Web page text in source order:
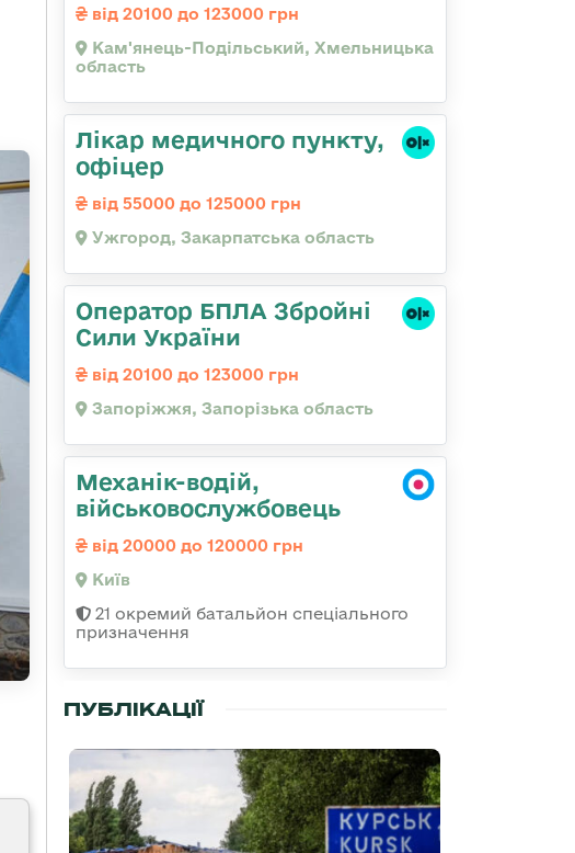
від 20100 до 123000 грн
Кам'янець-Подільський, Хмельницька
область
Лікар медичного пункту,
офіцер
від 55000 до 125000 грн
Ужгород, Закарпатська область
Оператор БПЛА Збройні
Сили України
від 20100 до 123000 грн
Запоріжжя, Запорізька область
Механік-водій,
військовослужбовець
від 20000 до 120000 грн
Київ
21 окремий батальйон спеціального
призначення
ПУБЛІКАЦІЇ